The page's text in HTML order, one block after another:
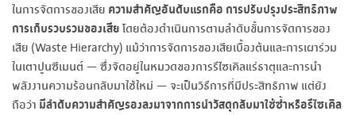
ในการจัดการของเสีย ความสำคัญอันดับแรกคือ การปรับปรุงประสิทธิภาพ
การเก็บรวบรวมของเสียโดยต้องดำเนินการตามลำดับขั้นการจัดการของ
เสีย (Waste Hierarchy) แม้ว่าการจัดการของเสียเบื้องต้นและการเผาร่วม
ในเตาปูนซีเมนต์ — ซึ่งจัดอยู่ในหมวดของการรีไซเคิลแร่ธาตุและการนำ
พลังงานความร้อนกลับมาใช้ใหม่ — จะเป็นวิธีการที่มีประสิทธิภาพ แต่ยัง
ถือว่า มีลำดับความสำคัญรองลงมาจากการนำวัสดุกลับมาใช้ซ้ำหรือรีไซเคิล